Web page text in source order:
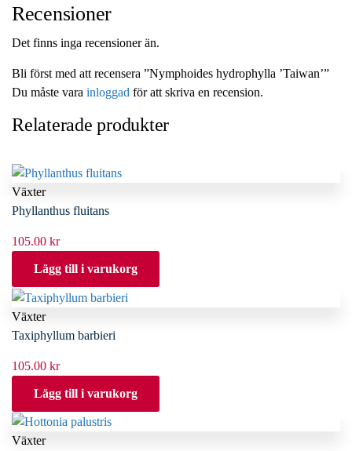
Recensioner
Det finns inga recensioner än.
Bli först med att recensera ”Nymphoides hydrophylla ’Taiwan’”
Du måste vara inloggad för att skriva en recension.
Relaterade produkter
Växter
Phyllanthus fluitans
105.00 kr
Lägg till i varukorg
Växter
Taxiphyllum barbieri
105.00 kr
Lägg till i varukorg
Växter